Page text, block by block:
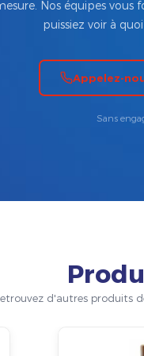
Nos équipes vous
puissiez voir à
Appelez-
Sans
d'autres produits